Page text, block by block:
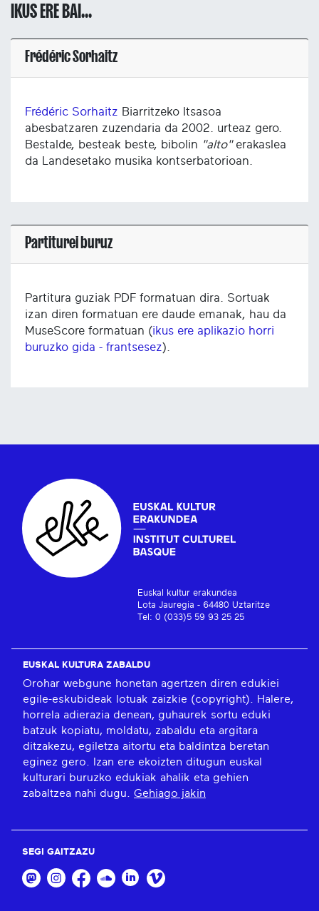
IKUS ERE BAI...
Frédéric Sorhaitz
Frédéric Sorhaitz Biarritzeko Itsasoa
abesbatzaren zuzendaria da 2002. urteaz gero.
Bestalde, besteak beste, bibolin "alto"erakaslea
da Landesetako musika kontserbatorioan.
Partiturei buruz
Partitura guziak PDF formatuan dira. Sortuak
izan diren formatuan ere daude emanak, hau da
MuseScore formatuan (ikus ere aplikazio horri
buruzko gida - frantsesez).
Euskal kultur erakundea
Lota Jauregia - 64480 Uztaritze
Tel: 0 (033)5 59 93 25 25
EUSKAL KULTURA ZABALDU
Orohar webgune honetan agertzen diren edukiei
egile-eskubideak lotuak zaizkie (copyright). Halere,
horrela adierazia denean, guhaurek sortu eduki
batzuk kopiatu, moldatu, zabaldu eta argitara
ditzakezu, egiletza aitortu eta baldintza beretan
eginez gero. Izan ere ekoizten ditugun euskal
kulturari buruzko edukiak ahalik eta gehien
zabaltzea nahi dugu. Gehiago jakin
SEGI GAITZAZU